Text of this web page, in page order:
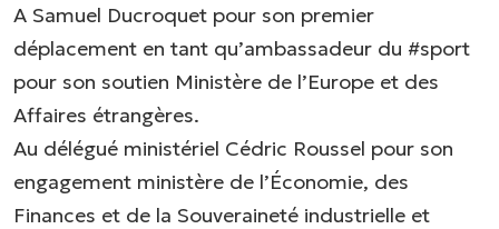
A Samuel Ducroquet pour son premier
déplacement en tant qu’ambassadeur du #sport
pour son soutien Ministère de l’Europe et des
Affaires étrangères.
Au délégué ministériel Cédric Roussel pour son
engagement ministère de l’Économie, des
Finances et de la Souveraineté industrielle et